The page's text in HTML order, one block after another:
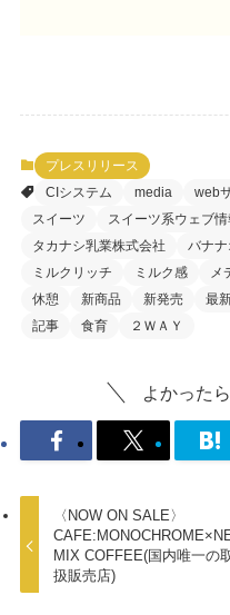
プレスリリース
CIシステム
media web
スイーツ
スイーツ系ウェブ情
タカナシ乳業株式会社
バナ
ミルクリッチ
ミルク感 メ
休憩
新商品 新発売 最
記事
食育 ２ＷＡＹ
よかった
〈NOW ON SALE〉
MIX COFFEE(国内唯一の
扱販売店)